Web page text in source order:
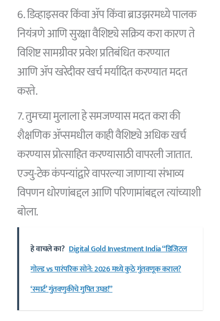
6. डिव्हाइसवर किंवा ॲप किंवा ब्राउझरमध्ये पालक
नियंत्रणे आणि सुरक्षा वैशिष्ट्ये सक्रिय करा कारण ते
विशिष्ट सामग्रीवर प्रवेश प्रतिबंधित करण्यात
आणि ॲप खरेदीवर खर्च मर्यादित करण्यात मदत
करते.
7. तुमच्या मुलाला हे समजण्यास मदत करा की
शैक्षणिक ॲप्समधील काही वैशिष्ट्ये अधिक खर्च
करण्यास प्रोत्साहित करण्यासाठी वापरली जातात.
एज्यु-टेक कंपन्यांद्वारे वापरल्या जाणाऱ्या संभाव्य
विपणन धोरणांबद्दल आणि परिणामांबद्दल त्यांच्याशी
बोला.
हे वाचले का? Digital Gold Investment India “डिजिटल
गोल्ड vs पारंपरिक सोने: 2026 मध्ये कुठे गुंतवणूक कराल?
‘स्मार्ट’ गुंतवणुकीचे गुपित उघड!”